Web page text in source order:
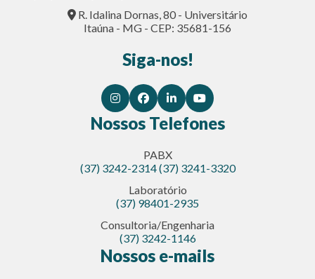
R. Idalina Dornas, 80 - Universitário
Itaúna - MG - CEP: 35681-156
Siga-nos!
Nossos Telefones
PABX
(37) 3242-2314(37) 3241-3320
Laboratório
(37) 98401-2935
Consultoria/Engenharia
(37) 3242-1146
Nossos e-mails